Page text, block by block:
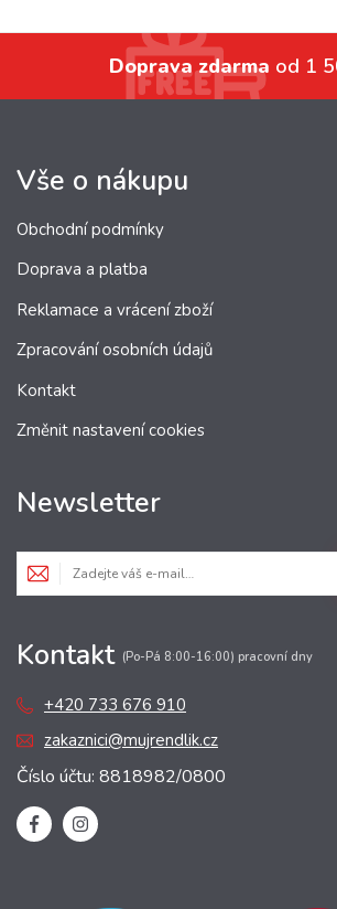
Doprava zdarma od 1
Vše o nákupu
Obchodní podmínky
Doprava a platba
Reklamace a vrácení zboží
Zpracování osobních údajů
Kontakt
Změnit nastavení cookies
Newsletter
Kontakt (Po-Pá 8:00-16:00) pracovní dny
+420 733 676 910
zakaznici@mujrendlik.cz
Číslo účtu: 8818982/0800